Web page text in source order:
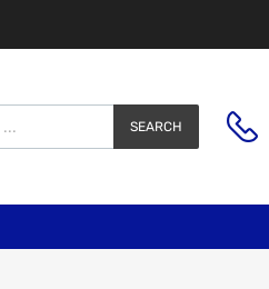
SEARCH